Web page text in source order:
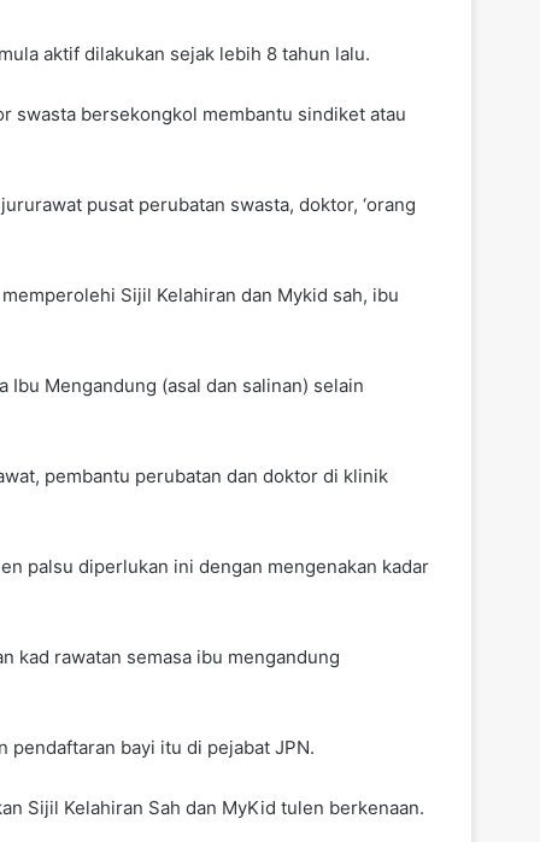
aktif dilakukan sejak lebih 8 tahun lalu.
swasta bersekongkol membantu sindiket atau
pusat perubatan swasta, doktor, ‘orang
Sijil Kelahiran dan Mykid sah, ibu
Ibu Mengandung (asal dan salinan) selain
pembantu perubatan dan doktor di klinik
palsu diperlukan ini dengan mengenakan kadar
kad rawatan semasa ibu mengandung
pendaftaran bayi itu di pejabat JPN.
Sijil Kelahiran Sah dan MyKid tulen berkenaan.